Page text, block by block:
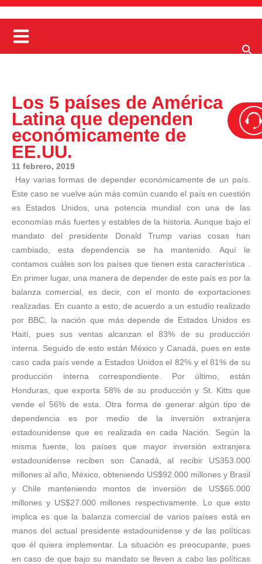
Los 5 países de América
Latina que dependen
económicamente de
EE.UU.
11 febrero, 2019
Hay varias formas de depender económicamente de un país.
Este caso se vuelve aún más común cuando el país en cuestión
es Estados Unidos, una potencia mundial con una de las
economías más fuertes y estables de la historia. Aunque bajo el
mandato del presidente Donald Trump varias cosas han
cambiado, esta dependencia se ha mantenido. Aquí le
contamos cuáles son los países que tienen esta característica .
En primer lugar, una manera de depender de este país es por la
balanza comercial, es decir, con el monto de exportaciones
realizadas. En cuanto a esto, de acuerdo a un estudio realizado
por BBC, la nación que más depende de Estados Unidos es
Haití, pues sus ventas alcanzan el 83% de su producción
interna. Seguido de esto están México y Canadá, pues en este
caso cada país vende a Estados Unidos el 82% y el 81% de su
producción interna correspondiente. Por último, están
Honduras, que exporta 58% de su producción y St. Kitts que
vende el 56% de esta. Otra forma de generar algún tipo de
dependencia es por medio de la inversión extranjera
estadounidense que es realizada en cada Nación. Según la
misma fuente, los países que mayor inversión extranjera
estadounidense reciben son Canadá, al recibir US353.000
millones al año, México, obteniendo US$92.000 millones y Brasil
y Chile manteniendo montos de inversión de US$65.000
millones y US$27.000 millones respectivamente. Lo que esto
implica es que la balanza comercial de varios países está en
manos del actual presidente estadounidense y de las políticas
que él quiera implementar. La situación es preocupante, pues
en caso de que bajo su mandato se lleven a cabo las políticas